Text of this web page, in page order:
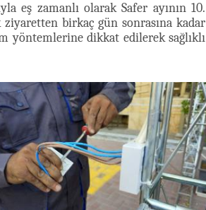
eş zamanlı olarak Safer ayının 10.
birkaç gün sonrasına kadar
yöntemlerine dikkat edilerek sağlıklı